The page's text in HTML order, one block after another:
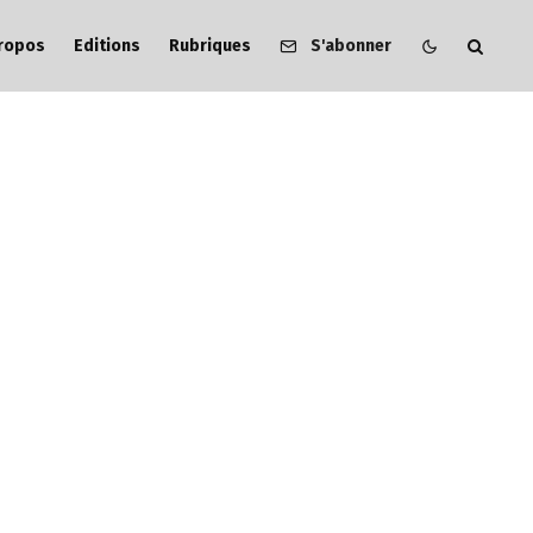
Editions Rubriques S'abonner